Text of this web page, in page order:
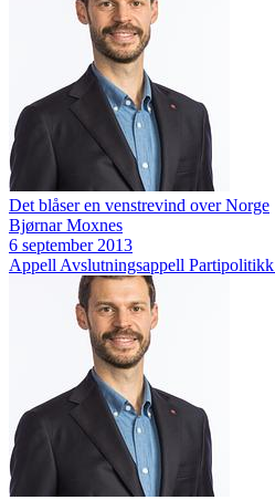
Det blåser en venstrevind over Norge
Bjørnar Moxnes
6 september 2013
Appell Avslutningsappell Partipolitikk